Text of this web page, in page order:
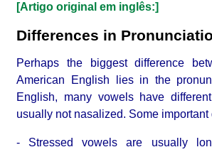
[Artigo original em inglês:]
Differences in
Perhaps the biggest difference
American English lies in the
English, many vowels have
usually not nasalized. Some important
- Stressed vowels are usually